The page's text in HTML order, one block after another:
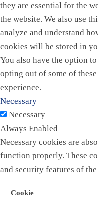
they are essential for the
the website. We also use
analyze and understand
cookies will be stored in
You also have the option
opting out of some of
experience.
Necessary
Necessary
Always Enabled
Necessary cookies are
function properly. These
and security features of
Cookie